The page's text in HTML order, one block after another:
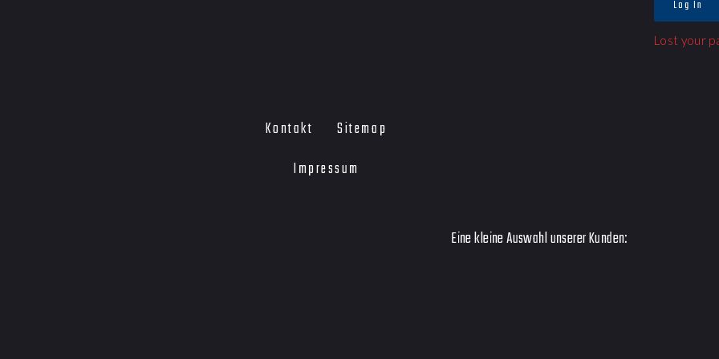
Kontakt
Sitemap
Impressum
Log In
Lost your
Eine kleine Auswahl unserer Kunden: